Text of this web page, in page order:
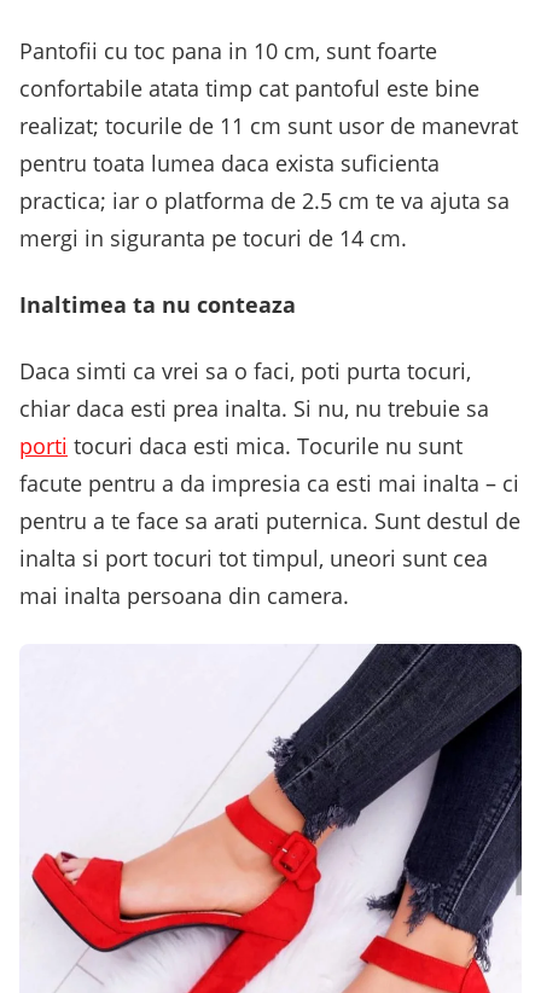
Pantofii cu toc pana in 10 cm, sunt foarte
confortabile atata timp cat pantoful este bine
realizat; tocurile de 11 cm sunt usor de manevrat
pentru toata lumea daca exista suficienta
practica; iar o platforma de 2.5 cm te va ajuta sa
mergi in siguranta pe tocuri de 14 cm.
Inaltimea ta nu conteaza
Daca simti ca vrei sa o faci, poti purta tocuri,
chiar daca esti prea inalta. Si nu, nu trebuie sa
porti tocuri daca esti mica. Tocurile nu sunt
facute pentru a da impresia ca esti mai inalta – ci
pentru a te face sa arati puternica. Sunt destul de
inalta si port tocuri tot timpul, uneori sunt cea
mai inalta persoana din camera.